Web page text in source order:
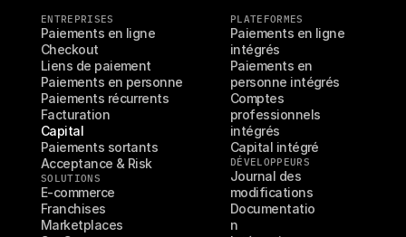
ENTREPRISES
Paiements en ligne
Checkout
Liens de paiement
Paiements en personne
Paiements récurrents
Facturation
Capital
Paiements sortants
Acceptance & Risk
SOLUTIONS
E-commerce
Franchises
Marketplaces
PLATEFORMES
Paiements en ligne
intégrés
Paiements en
personne intégrés
Comptes
professionnels
intégrés
Capital intégré
DÉVELOPPEURS
Journal des
modifications
Documentatio
n